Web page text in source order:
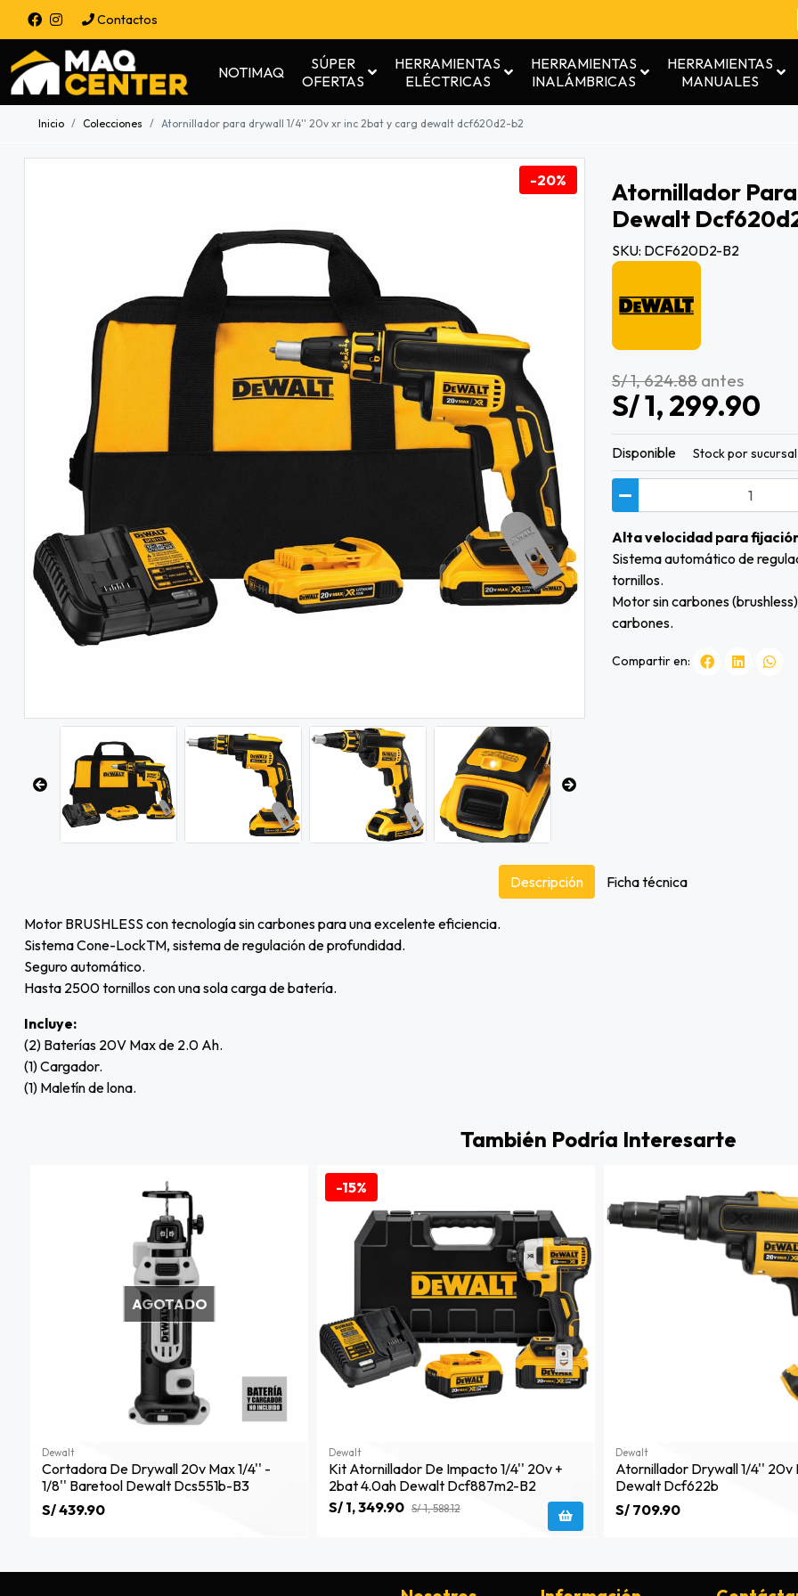
Contactos
NOTIMAQ
SÚPER
OFERTAS
HERRAMIENTAS
ELÉCTRICAS
HERRAMIENTAS
INALÁMBRICAS
HERRAMIENTAS
MANUALES
Inicio Colecciones Atornillador para drywall 1/4'' 20v xr inc 2bat y carg dewalt dcf620d2-b2
-20%
Atornillador
Dewalt
SKU: DCF620D2-B2
S/ 1, 624.88 antes
S/ 1, 299.90
Disponible Stock por sucursal
Alta velocidad para
Sistema automático de
tornillos.
Motor sin carbones
carbones.
Compartir en:
Motor BRUSHLESS con tecnología sin carbones para una excelente eficiencia.
Sistema Cone-LockTM, sistema de regulación de profundidad.
Seguro automático.
Hasta 2500 tornillos con una sola carga de batería.
Incluye:
(2) Baterías 20V Max de 2.0 Ah.
(1) Cargador.
(1) Maletín de lona.
Descripción Ficha técnica
También Podría Interesarte
AGOTADO
Dewalt
Cortadora De Drywall 20v Max 1/4'' -
1/8'' Baretool Dewalt Dcs551b-B3
S/ 439.90
-15%
Dewalt
Kit Atornillador De Impacto 1/4'' 20v +
2bat 4.0ah Dewalt Dcf887m2-B2
S/ 1, 349.90 S/ 1, 588.12
Dewalt
Atornillador Drywall 1/4'' 20v
Dewalt Dcf622b
S/ 709.90